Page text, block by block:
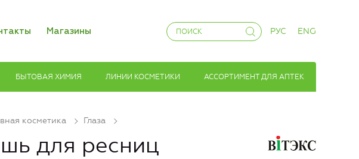
Магазины РУС ENG
БЫТОВАЯ ХИМИЯ ЛИНИИ КОСМЕТИКИ АССОРТИМЕНТ ДЛЯ АПТЕК
косметика Глаза
для ресниц